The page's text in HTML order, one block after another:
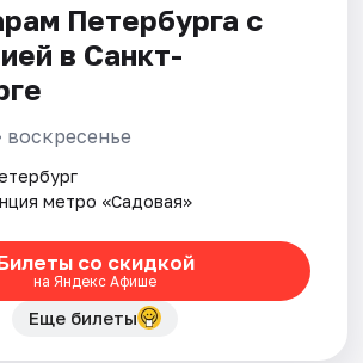
Петербурга с
в Санкт-
воскресенье
метро «Садовая»
со скидкой
на Яндекс Афише
Еще билеты